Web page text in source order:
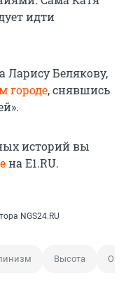
идти
Ларису Белякову,
городе, снявшись
историй вы
на E1.RU.
NGS24.RU
Высота